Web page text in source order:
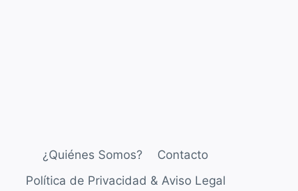
¿Quiénes Somos?
Contacto
Política de Privacidad & Aviso Legal